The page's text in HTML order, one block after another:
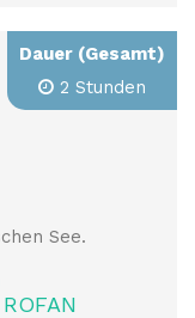
See.
Dauer (Gesamt)
2 Stunden